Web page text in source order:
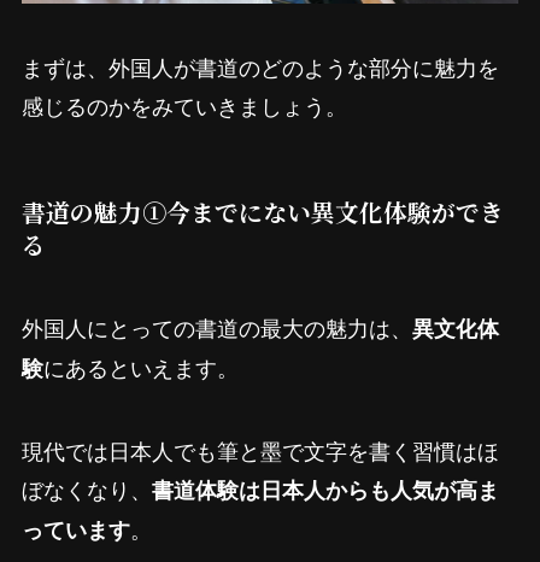
まずは、外国人が書道のどのような部分に魅力を
感じるのかをみていきましょう。
書道の魅力①今までにない異文化体験ができ
る
外国人にとっての書道の最大の魅力は、 異文化体
験にあるといえます。
現代では日本人でも筆と墨で文字を書く習慣はほ
ぼなくなり、 書道体験は日本人からも人気が高ま
っています。